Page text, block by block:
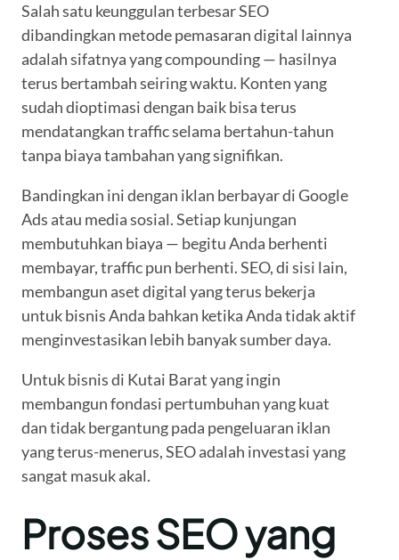
Salah satu keunggulan terbesar SEO
dibandingkan metode pemasaran digital lainnya
adalah sifatnya yang compounding — hasilnya
terus bertambah seiring waktu. Konten yang
sudah dioptimasi dengan baik bisa terus
mendatangkan traffic selama bertahun-tahun
tanpa biaya tambahan yang signifikan.
Bandingkan ini dengan iklan berbayar di Google
Ads atau media sosial. Setiap kunjungan
membutuhkan biaya — begitu Anda berhenti
membayar, traffic pun berhenti. SEO, di sisi lain,
membangun aset digital yang terus bekerja
untuk bisnis Anda bahkan ketika Anda tidak aktif
menginvestasikan lebih banyak sumber daya.
Untuk bisnis di Kutai Barat yang ingin
membangun fondasi pertumbuhan yang kuat
dan tidak bergantung pada pengeluaran iklan
yang terus-menerus, SEO adalah investasi yang
sangat masuk akal.
Proses SEO yang